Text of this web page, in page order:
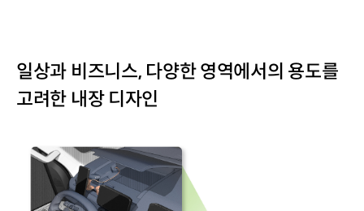
일상과 비즈니스, 다양한 영역에서의 용도를
고려한 내장 디자인